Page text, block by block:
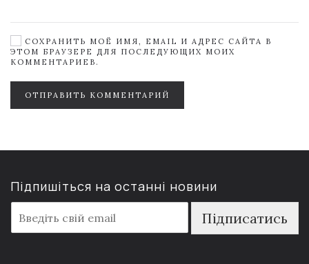
СОХРАНИТЬ МОЁ ИМЯ, EMAIL И АДРЕС САЙТА В
ЭТОМ БРАУЗЕРЕ ДЛЯ ПОСЛЕДУЮЩИХ МОИХ
КОММЕНТАРИЕВ.
ОТПРАВИТЬ КОММЕНТАРИЙ
Підпишіться на останні новини
m
a
Підписатись